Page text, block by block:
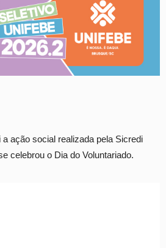
ação social realizada pela Sicredi
celebrou o Dia do Voluntariado.